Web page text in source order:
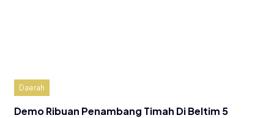
Daerah
Demo Ribuan Penambang Timah Di Beltim 5